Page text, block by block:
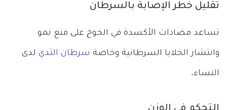
تقليل خطر الإصابة بالسرطان
تساعد مضادات الأكسدة في الخوخ على منع نمو
وانتشار الخلايا السرطانية وخاصة سرطان الثدي لدى
النساء.